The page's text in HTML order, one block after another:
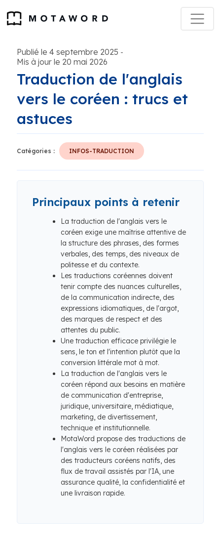
Publié le 4 septembre 2025 -
Mis à jour le 20 mai 2026
Traduction de l'anglais
vers le coréen : trucs et
astuces
Catégories : INFOS-TRADUCTION
Principaux points à retenir
La traduction de l'anglais vers le
coréen exige une maîtrise attentive de
la structure des phrases, des formes
verbales, des temps, des niveaux de
politesse et du contexte.
Les traductions coréennes doivent
tenir compte des nuances culturelles,
de la communication indirecte, des
expressions idiomatiques, de l'argot,
des marques de respect et des
attentes du public.
Une traduction efficace privilégie le
sens, le ton et l'intention plutôt que la
conversion littérale mot à mot.
La traduction de l'anglais vers le
coréen répond aux besoins en matière
de communication d'entreprise,
juridique, universitaire, médiatique,
marketing, de divertissement,
technique et institutionnelle.
MotaWord propose des traductions de
l'anglais vers le coréen réalisées par
des traducteurs coréens natifs, des
flux de travail assistés par l'IA, une
assurance qualité, la confidentialité et
une livraison rapide.